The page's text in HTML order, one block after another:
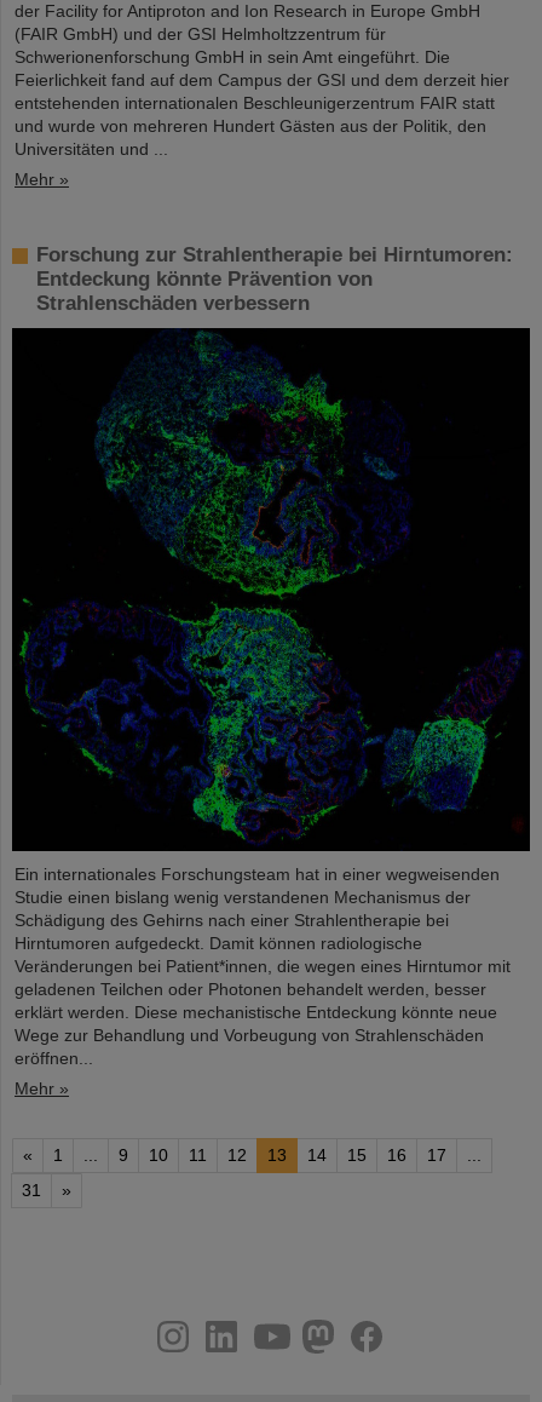
der Facility for Antiproton and Ion Research in Europe GmbH
(FAIR GmbH) und der GSI Helmholtzzentrum für
Schwerionenforschung GmbH in sein Amt eingeführt. Die
Feierlichkeit fand auf dem Campus der GSI und dem derzeit hier
entstehenden internationalen Beschleunigerzentrum FAIR statt
und wurde von mehreren Hundert Gästen aus der Politik, den
Universitäten und ...
Mehr »
Forschung zur Strahlentherapie bei Hirntumoren:
Entdeckung könnte Prävention von
Strahlenschäden verbessern
Ein internationales Forschungsteam hat in einer wegweisenden
Studie einen bislang wenig verstandenen Mechanismus der
Schädigung des Gehirns nach einer Strahlentherapie bei
Hirntumoren aufgedeckt. Damit können radiologische
Veränderungen bei Patient*innen, die wegen eines Hirntumor mit
geladenen Teilchen oder Photonen behandelt werden, besser
erklärt werden. Diese mechanistische Entdeckung könnte neue
Wege zur Behandlung und Vorbeugung von Strahlenschäden
eröffnen...
Mehr »
« 1 9 10 11 12 13 14 15 16 17
31
»
youtube
helmholtz.social
facebook